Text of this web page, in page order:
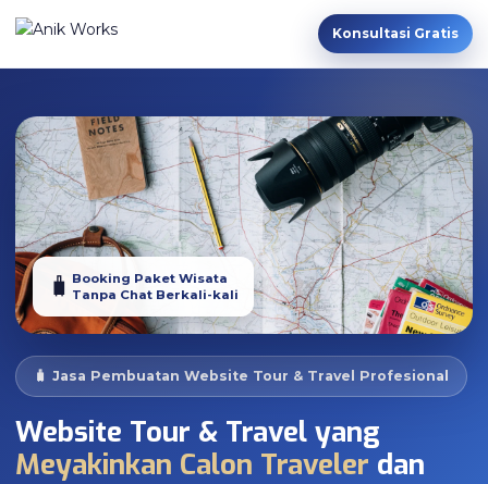
Konsultasi Gratis
🧳 Jasa Pembuatan Website Tour & Travel Profesional
Website Tour & Travel yang
Meyakinkan Calon Traveler dan
🧳 Booking Paket Wisata
Tanpa Chat Berkali-kali